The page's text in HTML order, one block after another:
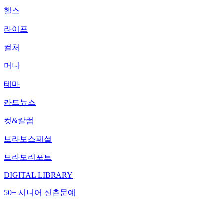
헬스
라이프
컬처
머니
테마
카드뉴스
컷&칼럼
브라보스페셜
브라보리포트
DIGITAL LIBRARY
50+ 시니어 신춘문예